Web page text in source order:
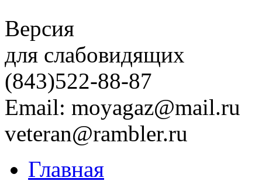
Версия
для слабовидящих
(843)522-88-87
Email: moyagaz@mail.ru
veteran@rambler.ru
Главная